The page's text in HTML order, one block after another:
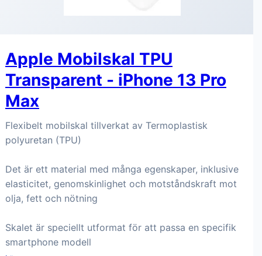
Apple Mobilskal TPU
Transparent - iPhone 13 Pro
Max
Flexibelt mobilskal tillverkat av Termoplastisk
polyuretan (TPU)
Det är ett material med många egenskaper, inklusive
elasticitet, genomskinlighet och motståndskraft mot
olja, fett och nötning
Skalet är speciellt utformat för att passa en specifik
smartphone modell